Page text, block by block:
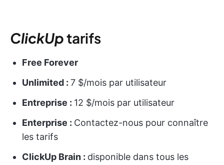
ClickUptarifs
Free Forever
Unlimited : 7 $/mois par utilisateur
Entreprise : 12 $/mois par utilisateur
Enterprise : Contactez-nous pour connaître
les tarifs
ClickUp Brain : disponible dans tous les